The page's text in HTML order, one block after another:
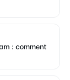
: comment